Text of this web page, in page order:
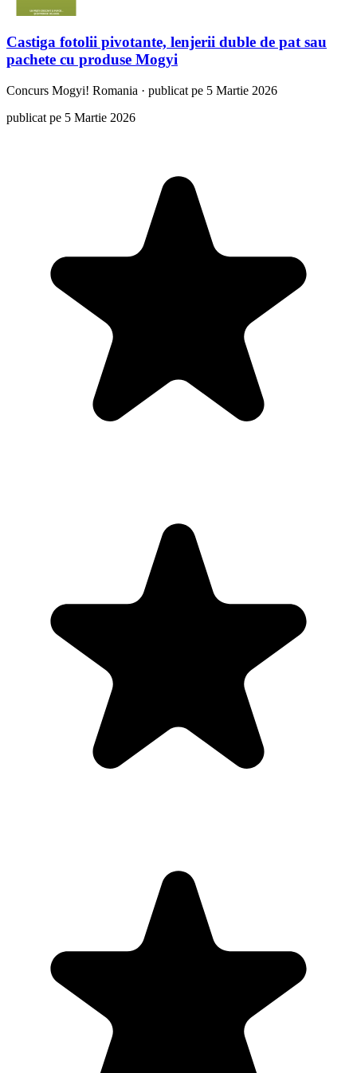
Castiga fotolii pivotante, lenjerii duble de pat sau
pachete cu produse Mogyi
Concurs Mogyi! Romania · publicat pe 5 Martie 2026
publicat pe 5 Martie 2026